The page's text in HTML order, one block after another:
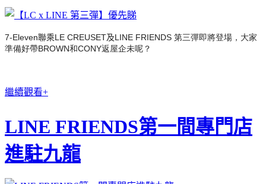
7-Eleven聯乘LE CREUSET及LINE FRIENDS 第三彈即將登場，大家
準備好帶BROWN和CONY返屋企未呢？
繼續觀看+
LINE FRIENDS第一間專門店
進駐九龍